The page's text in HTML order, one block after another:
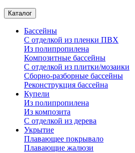
Каталог
Бассейны
С отделкой из пленки ПВХ
Из полипропилена
Композитные бассейны
С отделкой из плитки/мозаики
Сборно-разборные бассейны
Реконструкция бассейна
Купели
Из полипропилена
Из композита
С отделкой из дерева
Укрытие
Плавающее покрывало
Плавающие жалюзи